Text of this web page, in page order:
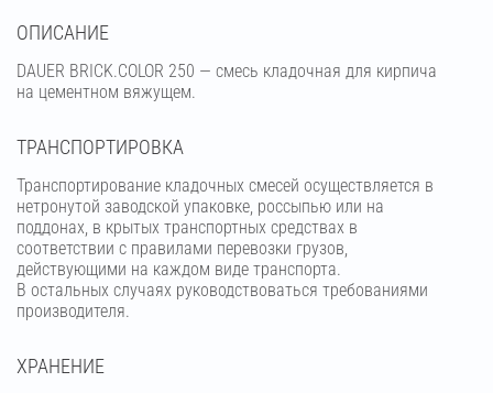
OПИСАНИЕ
DAUER BRICK.COLOR 250 — смесь кладочная для кирпича
на цементном вяжущем.
ТРАНСПОРТИРОВКА
Транспортирование кладочных смесей осуществляется в
нетронутой заводской упаковке, россыпью или на
поддонах, в крытых транспортных средствах в
соответствии с правилами перевозки грузов,
действующими на каждом виде транспорта.
В остальных случаях руководствоваться требованиями
производителя.
ХРАНЕНИЕ